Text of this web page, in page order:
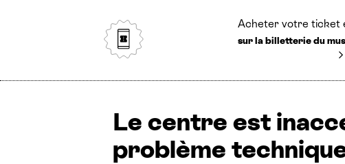
Acheter votre ticket
sur la billetterie du
Le centre est
problème